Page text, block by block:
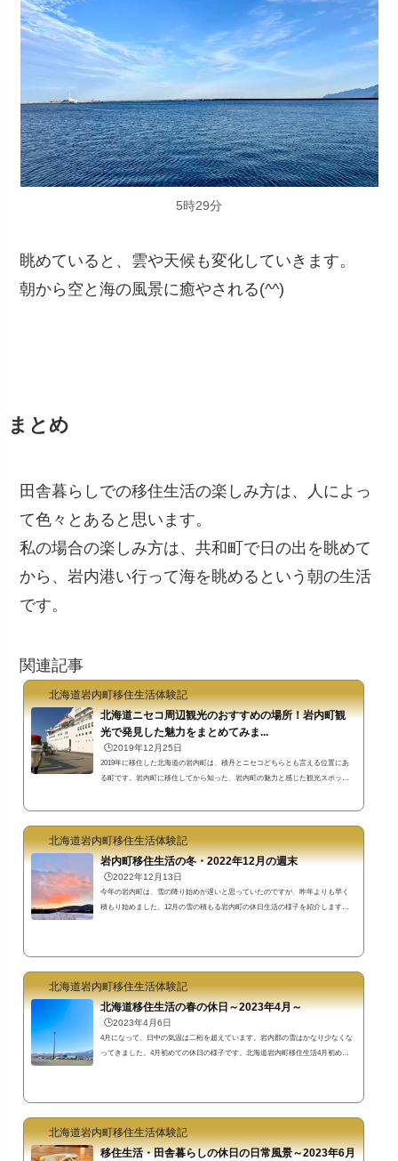
5時29分
眺めていると、雲や天候も変化していきます。
朝から空と海の風景に癒やされる(^^)
まとめ
田舎暮らしでの移住生活の楽しみ方は、人によっ
て色々とあると思います。
私の場合の楽しみ方は、共和町で日の出を眺めて
から、岩内港い行って海を眺めるという朝の生活
です。
関連記事
北海道岩内町移住生活体験記
北海道ニセコ周辺観光のおすすめの場所！岩内町観
光で発見した魅力をまとめてみま...
🕒️2019年12月25日
2019年に移住した北海道の岩内町は、積丹とニセコどちらとも言える位置にあ
る町です。岩内町に移住してから知った、岩内町の魅力と感じた観光スポッ
るような距離にこれだけの環境があったら、ワンダーランドのようですね(^^)
江戸時代開基の町の歴史や大火の歴史資料をまとめた岩内町郷土館岩内町は江
戸時代か...
北海道岩内町移住生活体験記
岩内町移住生活の冬・2022年12月の週末
🕒️2022年12月13日
今年の岩内町は、雪の降り始めが遅いと思っていたのですが、昨年よりも早く
積もり始めました。12月の雪の積もる岩内町の休日生活の様子を紹介します。
ように、360度全体的にピンクがかることもありますよ。これが、「ビーナスベ
ルト」...
北海道岩内町移住生活体験記
北海道移住生活の春の休日～2023年4月～
🕒️2023年4月6日
4月になって、日中の気温は二桁を超えています。岩内郡の雪はかなり少なくな
ってきました。4月初めての休日の様子です。北海道岩内町移住生活4月初めて
麗な風景の場所ではないでですか？共和町ドライブの後は、岩内町へ戻りま
す。昼食...
北海道岩内町移住生活体験記
移住生活・田舎暮らしの休日の日常風景～2023年6月